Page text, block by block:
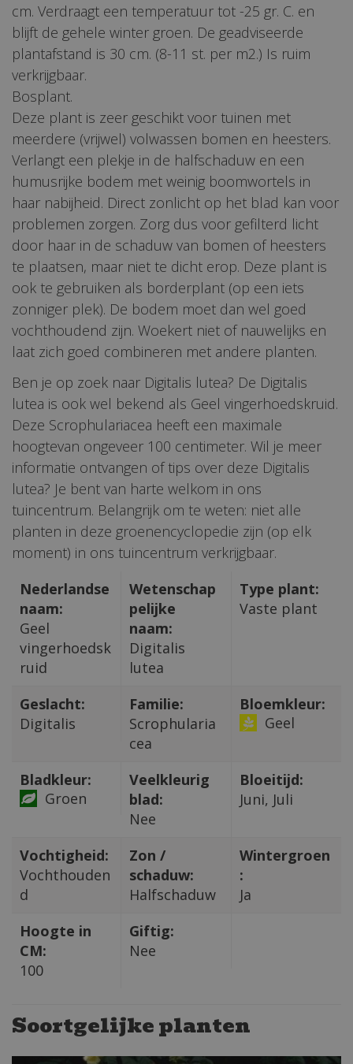
cm. Verdraagt een temperatuur tot -25 gr. C. en
blijft de gehele winter groen. De geadviseerde
plantafstand is 30 cm. (8-11 st. per m2.) Is ruim
verkrijgbaar.
Bosplant.
Deze plant is zeer geschikt voor tuinen met
meerdere (vrijwel) volwassen bomen en heesters.
Verlangt een plekje in de halfschaduw en een
humusrijke bodem met weinig boomwortels in
haar nabijheid. Direct zonlicht op het blad kan voor
problemen zorgen. Zorg dus voor gefilterd licht
door haar in de schaduw van bomen of heesters
te plaatsen, maar niet te dicht erop. Deze plant is
ook te gebruiken als borderplant (op een iets
zonniger plek). De bodem moet dan wel goed
vochthoudend zijn. Woekert niet of nauwelijks en
laat zich goed combineren met andere planten.
Ben je op zoek naar Digitalis lutea? De Digitalis
lutea is ook wel bekend als Geel vingerhoedskruid.
Deze Scrophulariacea heeft een maximale
hoogtevan ongeveer 100 centimeter. Wil je meer
informatie ontvangen of tips over deze Digitalis
lutea? Je bent van harte welkom in ons
tuincentrum. Belangrijk om te weten: niet alle
planten in deze groenencyclopedie zijn (op elk
moment) in ons tuincentrum verkrijgbaar.
Nederlandse
naam:
Geel
vingerhoedsk
ruid
Wetenschap
pelijke
naam:
Digitalis
lutea
Type plant:
Vaste plant
Geslacht:
Digitalis
Familie:
Scrophularia
cea
Bloemkleur:
Geel
Bladkleur:
Groen
Veelkleurig
blad:
Nee
Bloeitijd:
Juni, Juli
Vochtigheid:
Vochthouden
d
Zon /
schaduw:
Halfschaduw
Wintergroen
:
Ja
Hoogte in
CM:
100
Giftig:
Nee
Soortgelijke planten